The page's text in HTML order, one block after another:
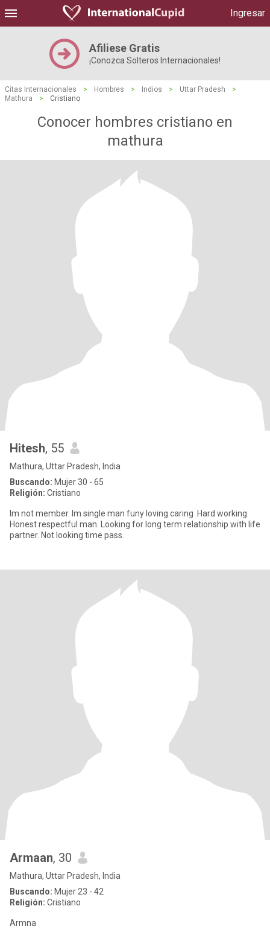
Ingresar
Afiliese Gratis
¡Conozca Solteros Internacionales!
Citas Internacionales > Hombres > Indios > Uttar Pradesh
>
Mathura
> Cristiano
Conocer hombres cristiano en
mathura
Hitesh, 55
Mathura, Uttar Pradesh, India
Buscando: Mujer 30 - 65
Religión: Cristiano
Im not member. Im single man funy loving caring .Hard working.
Honest respectful man. Looking for long term relationship with life
partner. Not looking time pass.
Armaan, 30
Mathura, Uttar Pradesh, India
Buscando: Mujer 23 - 42
Religión: Cristiano
Armna